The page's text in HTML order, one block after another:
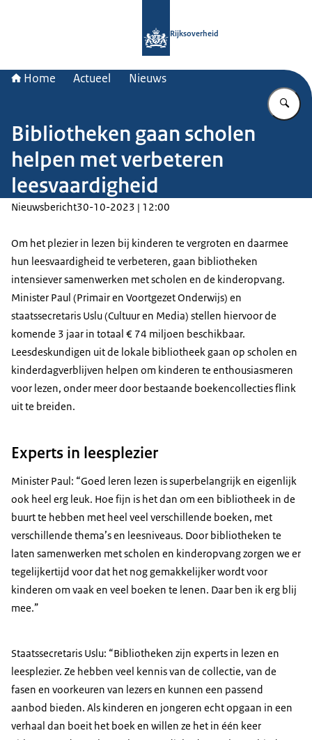
Rijksoverheid
Home Actueel Nieuws
Bibliotheken gaan scholen
helpen met verbeteren
leesvaardigheid
Nieuwsbericht30-10-2023 | 12:00
Om het plezier in lezen bij kinderen te vergroten en daarmee
hun leesvaardigheid te verbeteren, gaan bibliotheken
intensiever samenwerken met scholen en de kinderopvang.
Minister Paul (Primair en Voortgezet Onderwijs) en
staatssecretaris Uslu (Cultuur en Media) stellen hiervoor de
komende 3 jaar in totaal € 74 miljoen beschikbaar.
Leesdeskundigen uit de lokale bibliotheek gaan op scholen en
kinderdagverblijven helpen om kinderen te enthousiasmeren
voor lezen, onder meer door bestaande boekencollecties flink
uit te breiden.
Experts in leesplezier
Minister Paul: “Goed leren lezen is superbelangrijk en eigenlijk
ook heel erg leuk. Hoe fijn is het dan om een bibliotheek in de
buurt te hebben met heel veel verschillende boeken, met
verschillende thema’s en leesniveaus. Door bibliotheken te
laten samenwerken met scholen en kinderopvang zorgen we er
tegelijkertijd voor dat het nog gemakkelijker wordt voor
kinderen om vaak en veel boeken te lenen. Daar ben ik erg blij
mee.”
Staatssecretaris Uslu: “Bibliotheken zijn experts in lezen en
leesplezier. Ze hebben veel kennis van de collectie, van de
fasen en voorkeuren van lezers en kunnen een passend
aanbod bieden. Als kinderen en jongeren echt opgaan in een
verhaal dan boeit het boek en willen ze het in één keer